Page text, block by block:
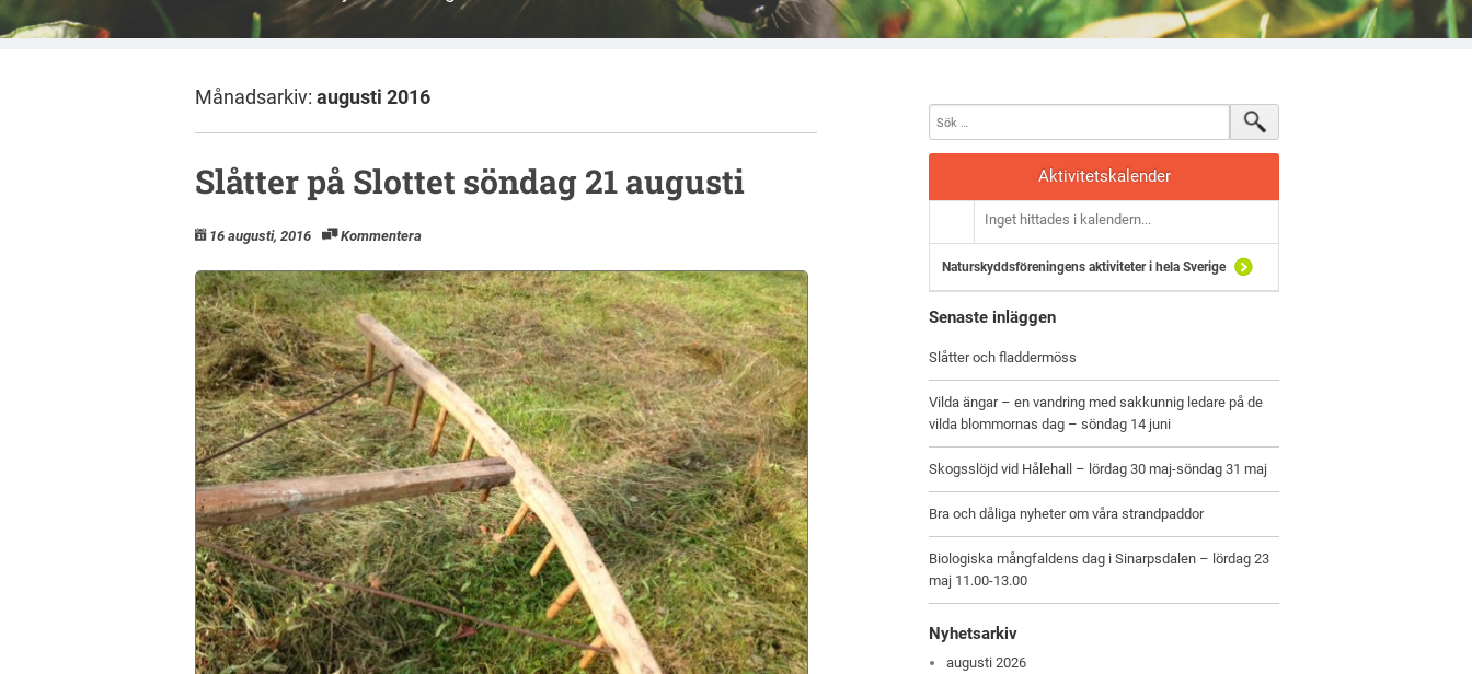
Månadsarkiv: augusti 2016
Slåtter på Slottet söndag 21 augusti
16 augusti, 2016 Kommentera
Aktivitetskalender
Inget hittades i kalendern...
Naturskyddsföreningens aktiviteter i hela Sverige
Senaste inläggen
Slåtter och fladdermöss
Vilda ängar – en vandring med sakkunnig ledare på de
vilda blommornas dag – söndag 14 juni
Skogsslöjd vid Hålehall – lördag 30 maj-söndag 31 maj
Bra och dåliga nyheter om våra strandpaddor
Biologiska mångfaldens dag i Sinarpsdalen – lördag 23
maj 11.00-13.00
Nyhetsarkiv
augusti 2026